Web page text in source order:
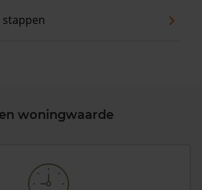
stappen
woningwaarde